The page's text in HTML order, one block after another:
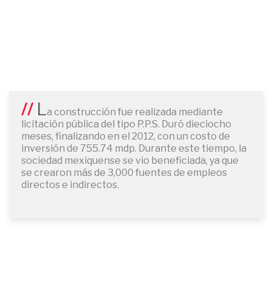
La construcción fue realizada mediante
licitación pública del tipo P.P.S. Duró dieciocho
meses, finalizando en el 2012, con un costo de
inversión de 755.74 mdp. Durante este tiempo, la
sociedad mexiquense se vio beneficiada, ya que
se crearon más de 3,000 fuentes de empleos
directos e indirectos.